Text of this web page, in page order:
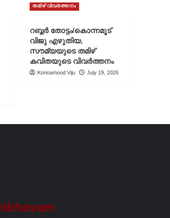
തമിഴ് വിവർത്തനം
റബ്ബർ തോട്ടം/കൊന്നമൂട്
വിജു എഴുതിയ,
സൗമ്യയുടെ തമിഴ്
കവിതയുടെ വിവർത്തനം
Konnamood Viju July 19, 2026